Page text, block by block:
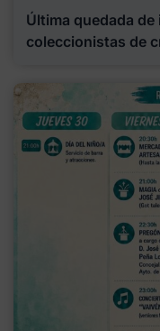
Última quedada
coleccionistas de